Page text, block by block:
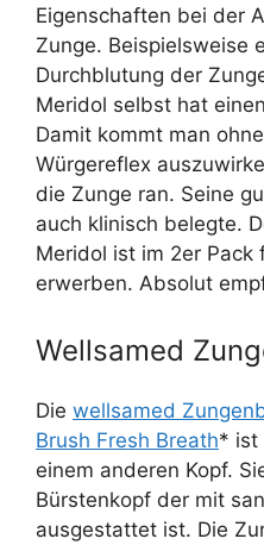
Eigenschaften bei der
Zunge. Beispielsweise
Durchblutung der
Meridol selbst hat
Damit kommt man
Würgereflex
die Zunge ran. Seine
auch klinisch belegte.
Meridol ist im 2er Pack
erwerben. Absolut
Wellsamed
Die wellsamed
Brush Fresh Breath* ist
einem anderen Kopf.
Bürstenkopf der mit
ausgestattet ist. Die